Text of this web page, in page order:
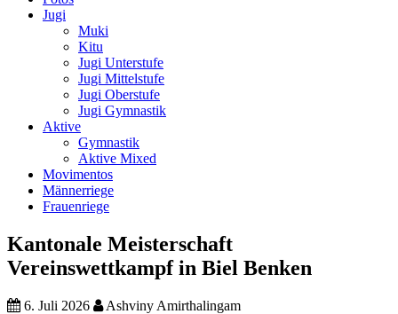
Jugi
Muki
Kitu
Jugi Unterstufe
Jugi Mittelstufe
Jugi Oberstufe
Jugi Gymnastik
Aktive
Gymnastik
Aktive Mixed
Movimentos
Männerriege
Frauenriege
Kantonale Meisterschaft
Vereinswettkampf in Biel Benken
6. Juli 2026 Ashviny Amirthalingam